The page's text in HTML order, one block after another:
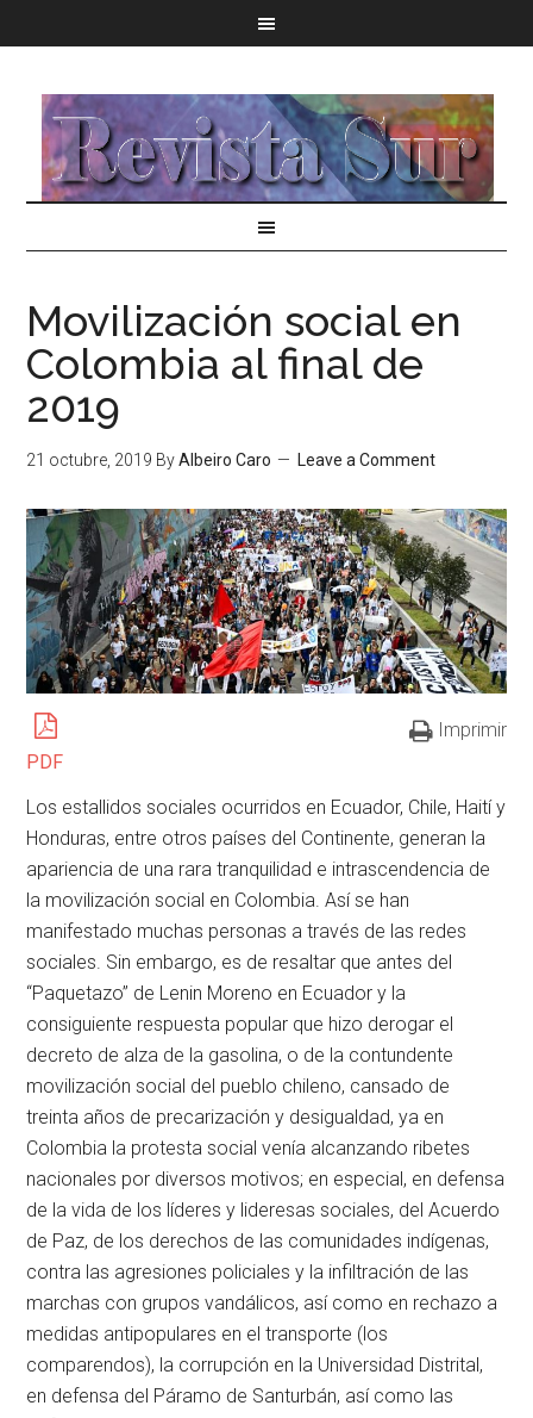
Movilización social en
Colombia al final de
2019
21 octubre, 2019 ByAlbeiro Caro Leave a Comment
PDF
Imprimir
Los estallidos sociales ocurridos en Ecuador, Chile, Haití y
Honduras, entre otros países del Continente, generan la
apariencia de una rara tranquilidad e intrascendencia de
la movilización social en Colombia. Así se han
manifestado muchas personas a través de las redes
sociales. Sin embargo, es de resaltar que antes del
“Paquetazo” de Lenin Moreno en Ecuador y la
consiguiente respuesta popular que hizo derogar el
decreto de alza de la gasolina, o de la contundente
movilización social del pueblo chileno, cansado de
treinta años de precarización y desigualdad, ya en
Colombia la protesta social venía alcanzando ribetes
nacionales por diversos motivos; en especial, en defensa
de la vida de los líderes y lideresas sociales, del Acuerdo
de Paz, de los derechos de las comunidades indígenas,
contra las agresiones policiales y la infiltración de las
marchas con grupos vandálicos, así como en rechazo a
medidas antipopulares en el transporte (los
comparendos), la corrupción en la Universidad Distrital,
en defensa del Páramo de Santurbán, así como las